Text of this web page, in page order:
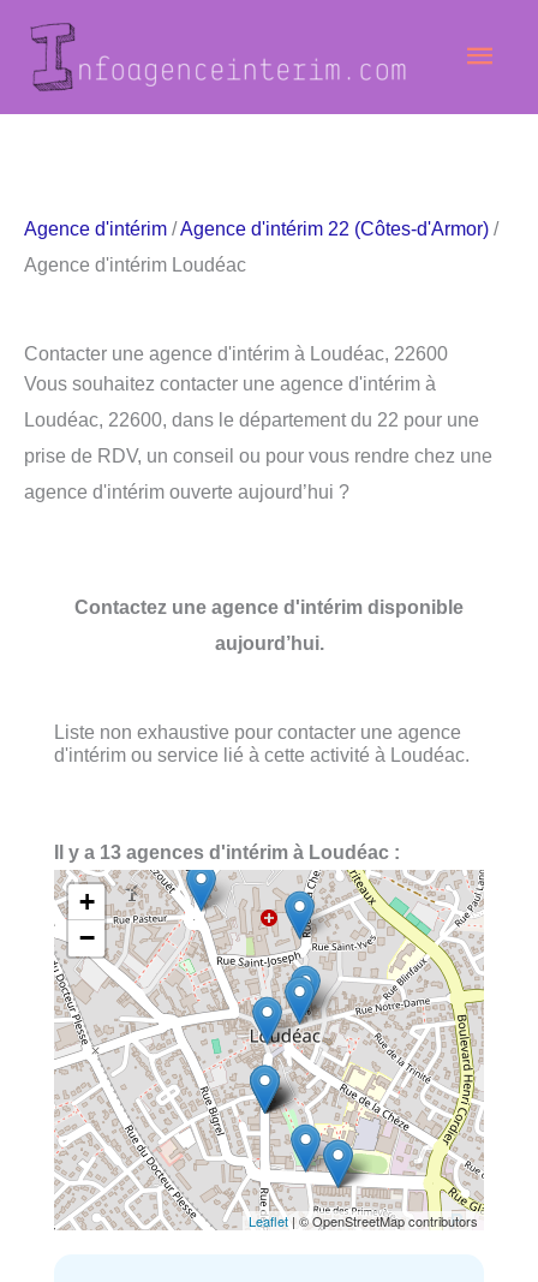
contenu
Agence d'intérim /Agence d'intérim 22 (Côtes-d'Armor) /
Agence d'intérim Loudéac
Contacter une agence d'intérim à Loudéac, 22600
Vous souhaitez contacter une agence d'intérim à
Loudéac, 22600, dans le département du 22 pour une
prise de RDV, un conseil ou pour vous rendre chez une
agence d'intérim ouverte aujourd’hui ?
Contactez une agence d'intérim disponible
aujourd’hui.
Liste non exhaustive pour contacter une agence
d'intérim ou service lié à cette activité à Loudéac.
Il y a 13 agences d'intérim à Loudéac :
+
−
Leaflet| © OpenStreetMap contributors